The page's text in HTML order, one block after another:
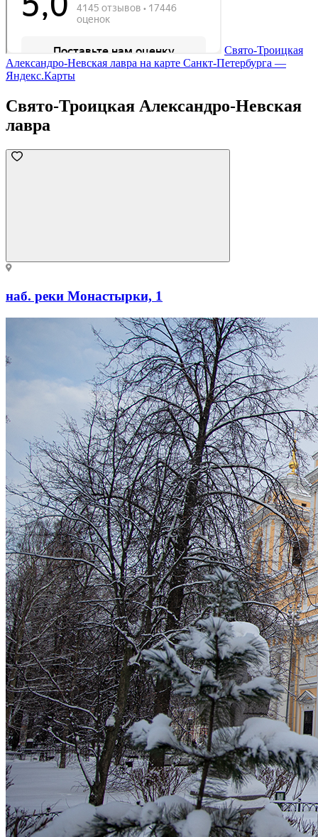
Свято-Троицкая
Александро-Невская лавра на карте Санкт‑Петербурга —
Яндекс.Карты
Свято-Троицкая Александро-Невская
лавра
наб. реки Монастырки, 1